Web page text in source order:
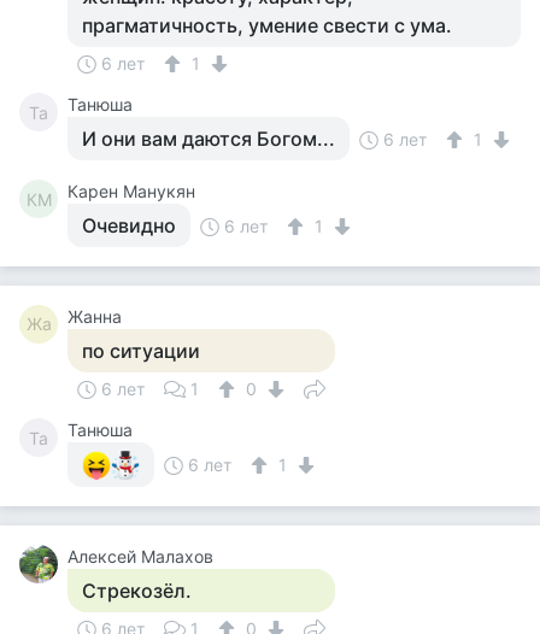
прагматичность, умение свести с ума.
6 лет 1
Та Танюша
И они вам даются Богом... 6 лет 1
КМ Карен Манукян
Очевидно 6 лет 1
Жа Жанна
по ситуации
6 лет 1 0
Та
Танюша
6 лет
1
Алексей Малахов
Стрекозёл.
6 лет 1 0